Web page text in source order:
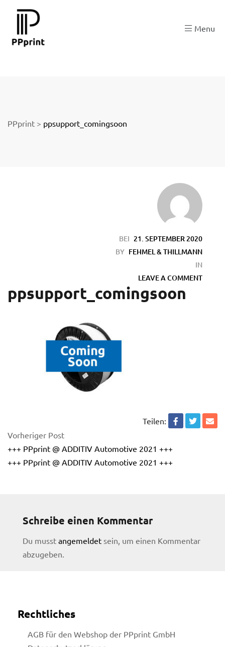
Menu
PPprint > ppsupport_comingsoon
BEI 21. SEPTEMBER 2020
BY FEHMEL & THILLMANN
IN
LEAVE A COMMENT
ppsupport_comingsoon
Teilen:
Vorheriger Post
+++ PPprint @ ADDITIV Automotive 2021 +++
+++ PPprint @ ADDITIV Automotive 2021 +++
Schreibe einen Kommentar
Du musst angemeldet sein, um einen Kommentar
abzugeben.
Rechtliches
AGB für den Webshop der PPprint GmbH